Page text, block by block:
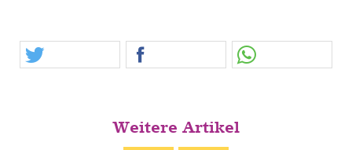
Weitere Artikel